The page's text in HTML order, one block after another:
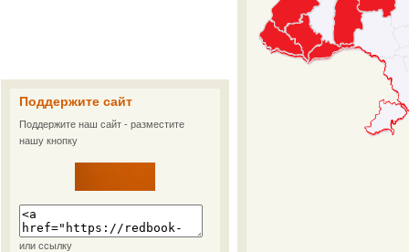
Поддержите сайт
Поддержите наш сайт - разместите
нашу кнопку
или ссылку